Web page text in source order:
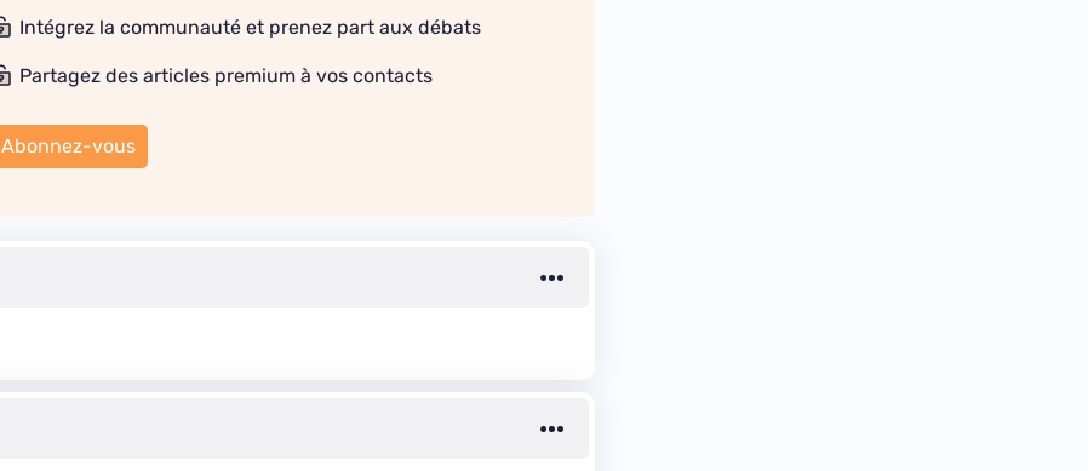
Intégrez la communauté et prenez part aux débats
Partagez des articles premium à vos contacts
Abonnez-vous